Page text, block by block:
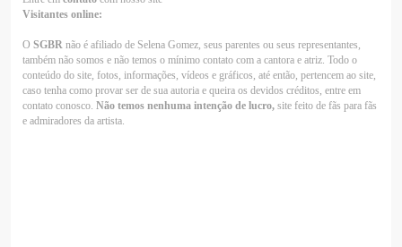
Visitantes online:
O SGBR não é afiliado de Selena Gomez, seus parentes ou seus representantes,
também não somos e não temos o mínimo contato com a cantora e atriz. Todo o
conteúdo do site, fotos, informações, vídeos e gráficos, até então, pertencem ao site,
caso tenha como provar ser de sua autoria e queira os devidos créditos, entre em
contato conosco. Não temos nenhuma intenção de lucro, site feito de fãs para fãs
e admiradores da artista.